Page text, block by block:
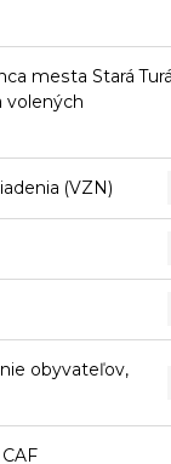
mesta Stará
volených
(VZN)
obyvateľov,